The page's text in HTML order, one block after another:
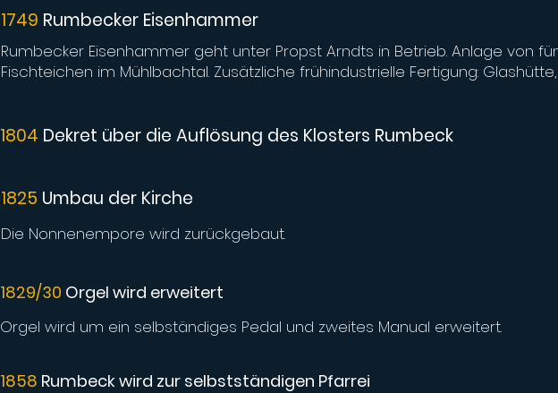
1749 Rumbecker Eisenhammer
Rumbecker Eisenhammer geht unter Propst Arndts in Betrieb. Anlage von
Fischteichen im Mühlbachtal. Zusätzliche frühindustrielle Fertigung:
1804 Dekret über die Auflösung des Klosters Rumbeck
1825 Umbau der Kirche
Die Nonnenempore wird zurückgebaut.
1829/30 Orgel wird erweitert
Orgel wird um ein selbständiges Pedal und zweites Manual erweitert.
1858 Rumbeck wird zur selbstständigen Pfarrei